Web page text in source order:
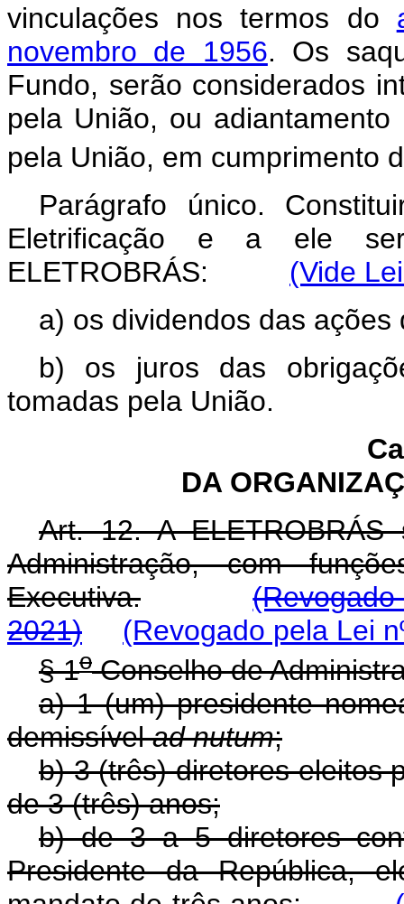
vinculações nos termos do
novembro de 1956. Os
Fundo, serão considerados
pela União, ou
pela União, em cumprimento
Parágrafo único.
Eletrificação e a ele
ELETROBRÁS: (Vide
a) os dividendos das
b) os juros das
tomadas pela União.
DA
Art. 12. A
Administração, com
Executiva.
2021)
(Revogado pela Lei
§ 1oConselho de
a) 1 (um) presidente
demissívelad nutum;
b) 3 (três) diretores eleitos
de 3 (três) anos;
b) de 3 a 5 diretores
Presidente da República,